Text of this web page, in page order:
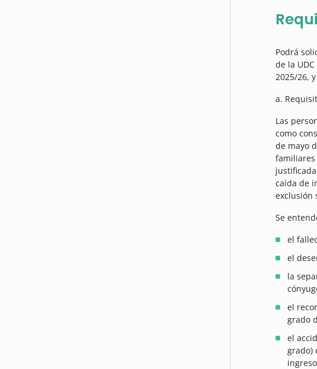
Podrá
de la
2025/26,
a.
Las
como
de mayo
familiares
caída de
exclusión
Se
el
el
la
el
grado
el
grado)